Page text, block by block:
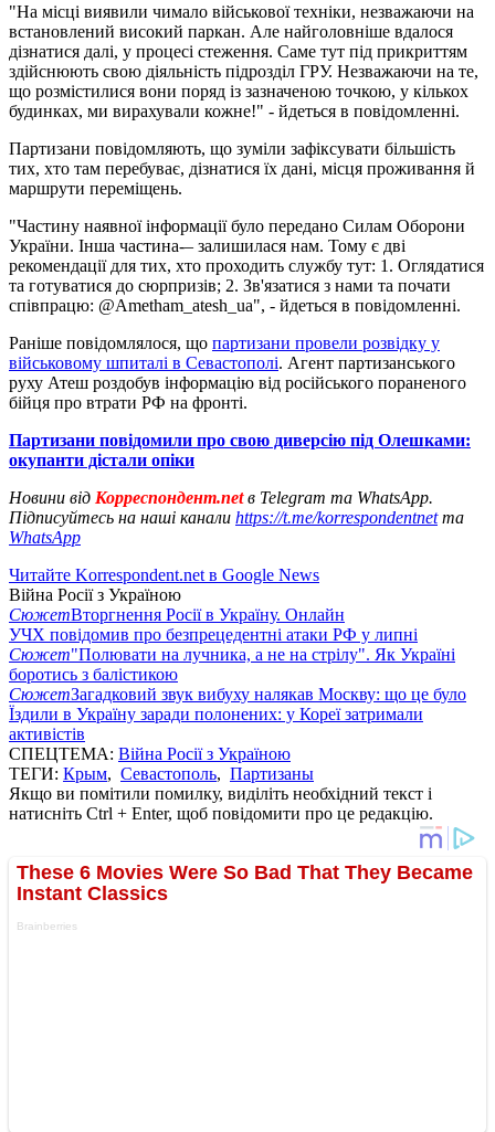
"На місці виявили чимало військової техніки, незважаючи на
встановлений високий паркан. Але найголовніше вдалося
дізнатися далі, у процесі стеження. Саме тут під прикриттям
здійснюють свою діяльність підрозділ ГРУ. Незважаючи на те,
що розмістилися вони поряд із зазначеною точкою, у кількох
будинках, ми вирахували кожне!" - йдеться в повідомленні.
Партизани повідомляють, що зуміли зафіксувати більшість
тих, хто там перебуває, дізнатися їх дані, місця проживання й
маршрути переміщень.
"Частину наявної інформації було передано Силам Оборони
України. Інша частина-– залишилася нам. Тому є дві
рекомендації для тих, хто проходить службу тут: 1. Оглядатися
та готуватися до сюрпризів; 2. Зв'язатися з нами та почати
співпрацю: @Ametham_atesh_ua", - йдеться в повідомленні.
Раніше повідомлялося, що партизани провели розвідку у
військовому шпиталі в Севастополі. Агент партизанського
руху Атеш роздобув інформацію від російського пораненого
бійця про втрати РФ на фронті.
Партизани повідомили про свою диверсію під Олешками:
окупанти дістали опіки
Новини від Корреспондент.netв Telegram та WhatsApp.
Підписуйтесь на наші канали https://t.me/korrespondentnetта
WhatsApp
Читайте Korrespondent.net в Google News
Війна Росії з Україною
СюжетВторгнення Росії в Україну. Онлайн
УЧХ повідомив про безпрецедентні атаки РФ у липні
Сюжет"Полювати на лучника, а не на стрілу". Як Україні
боротись з балістикою
СюжетЗагадковий звук вибуху налякав Москву: що це було
Їздили в Україну заради полонених: у Кореї затримали
активістів
СПЕЦТЕМА: Війна Росії з Україною
ТЕГИ: Крым, Севастополь, Партизаны
Якщо ви помітили помилку, виділіть необхідний текст і
натисніть Ctrl + Enter, щоб повідомити про це редакцію.